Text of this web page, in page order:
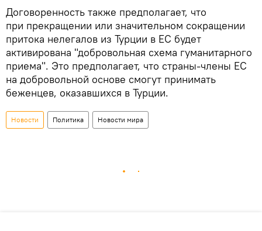
Договоренность также предполагает, что
при прекращении или значительном сокращении
притока нелегалов из Турции в ЕС будет
активирована "добровольная схема гуманитарного
приема". Это предполагает, что страны-члены ЕС
на добровольной основе смогут принимать
беженцев, оказавшихся в Турции.
Новости Политика Новости мира